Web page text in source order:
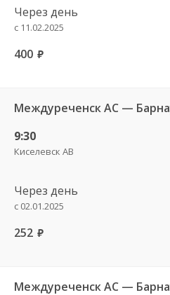
Через день
с 11.02.2025
400 руб.
Междуреченск АС —
9:30
Киселевск АВ
Через день
с 02.01.2025
252 руб.
Междуреченск АС —